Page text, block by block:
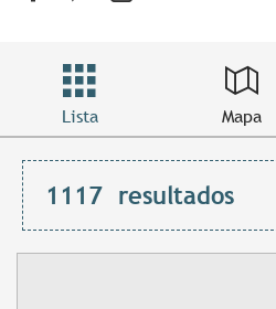
Lista Mapa
1117 resultados